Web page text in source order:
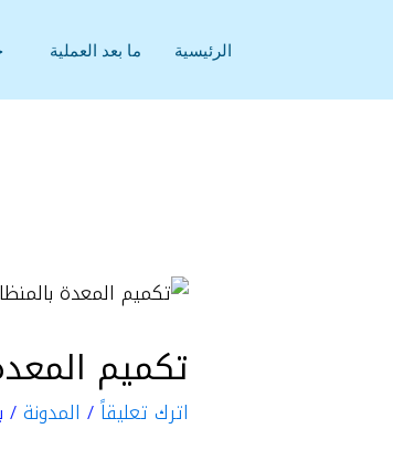
الرئيسية ما بعد العملية
تكميم
اترك تعليقاً/ المدونة/